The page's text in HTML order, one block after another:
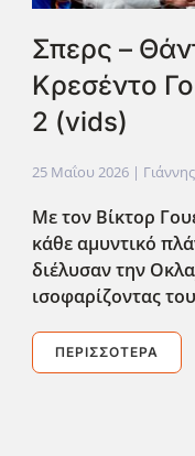
Σπερς –
Κρεσέντο
2 (vids)
25 Μαΐου 2026|
Με τον Βίκτορ
κάθε αμυντικό
διέλυσαν την
ισοφαρίζοντας
ΠΕΡΙΣΣΌΤΕΡΑ